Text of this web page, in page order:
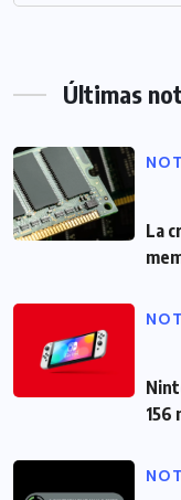
Últimas
La
156